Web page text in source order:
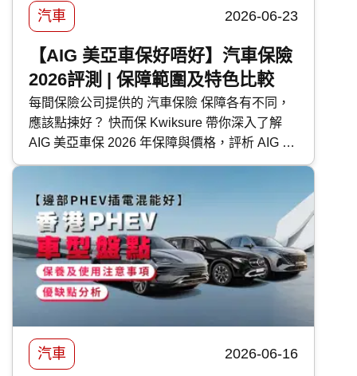
汽車 2026-06-23
【AIG 美亞車保好唔好】汽車保險
2026評測 | 保障範圍及特色比較
每間保險公司提供的 汽車保險 保障各有不同，
應該點揀好？ 快而保 Kwiksure 帶你深入了解
AIG 美亞車保 2026 年保障與價格，評析 AIG 美
亞 汽車保險 優缺點，助你選擇最適合的車保方
汽車 2026-06-16